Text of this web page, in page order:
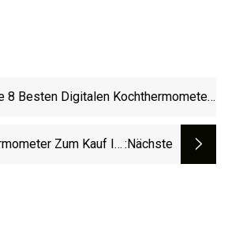
8 Besten Digitalen Kochthermometer
Zum Kauf Im :nächste